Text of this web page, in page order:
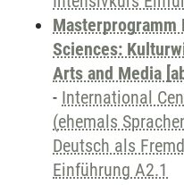
Masterprogramm
Sciences:
Arts and Media
- International
(ehemals
Deutsch als
Einführung A2.1